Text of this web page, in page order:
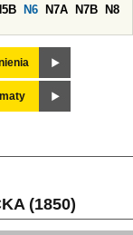
N6 N7A N7B
N8
(1850)